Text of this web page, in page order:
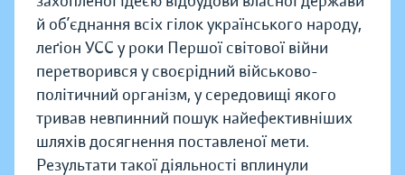
й об’єднання всiх гiлок українського народу,
леґiон УСС у роки Першої свiтової вiйни
перетворився у своєрiдний вiйськово-
полiтичний органiзм, у середовищi якого
тривав невпинний пошук найефективнiших
шляхiв досягнення поставленої мети.
Результати такої дiяльностi вплинули